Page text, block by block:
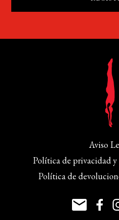
Aviso
Política de privacidad
Política de